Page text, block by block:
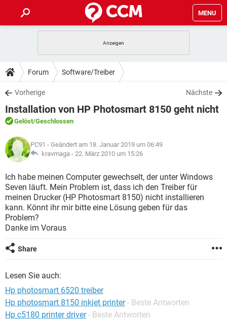
MENU
ANDROID IOS
WINDOWS 10
WHATSAPP TIKTOK
FACEBOOK
TIPPS & TRICKS
SPIELE
WINDOWS 10
WHATSAPP
FACEBOOK HARDWARE
DOWNLOADS
SPIELE STREAMING
ANDROID
WINDOWS 10 INSTAGRAM
WHATSAPP
FACEBOOK HARDWARE
FORUM
SPIELE
ANDROID IOS
WHATSAPP TIKTOK
FACEBOOK HARDWARE
LEXIKON
SPIELE
ANDROID IOS
WINDOWS 10 INSTAGRAM
WHATSAPP TIKTOK
FACEBOOK
Forum Software/Treiber
Vorherige Nächste
Installation von HP Photosmart 8150 geht nicht
Gelöst/Geschlossen
PC91 - Geändert am 18. Januar 2019 um 06:49
kravmaga - 22. März 2010 um 15:26
Ich habe meinen Computer gewechselt, der unter Windows
Seven läuft. Mein Problem ist, dass ich den Treiber für
meinen Drucker (HP Photosmart 8150) nicht installieren
kann. Könnt ihr mir bitte eine Lösung geben für das
Problem?
Danke im Voraus
Share
Lesen Sie auch:
Hp photosmart 6520 treiber
Hp photosmart 8150 inkjet printer - Beste Antworten
Hp c5180 printer driver - Beste Antworten